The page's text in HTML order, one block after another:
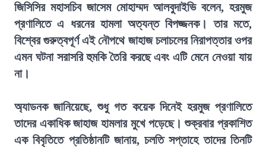
জিসিসির মহাসচিব জাসেম মোহাম্মদ আলবুদাইভি বলেন, হরমুজ
প্রণালিতে এ ধরনের হামলা অত্যন্ত বিপজ্জনক। তার মতে,
বিশ্বের গুরুত্বপূর্ণ এই নৌপথে জাহাজ চলাচলের নিরাপত্তার ওপর
এমন ঘটনা সরাসরি হুমকি তৈরি করছে এবং এটি মেনে নেওয়া যায়
না।
অ্যাডনক জানিয়েছে, শুধু গত কয়েক দিনেই হরমুজ প্রণালিতে
তাদের একাধিক জাহাজ হামলার মুখে পড়েছে। শুক্রবার প্রকাশিত
এক বিবৃতিতে প্রতিষ্ঠানটি জানায়, চলতি সপ্তাহে তাদের তিনটি